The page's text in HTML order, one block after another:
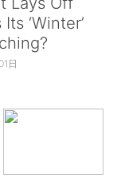
‘Winter’
日